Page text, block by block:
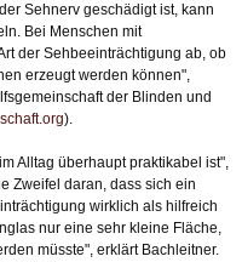
Sehnerv geschädigt ist, kann
Bei Menschen mit
der Sehbeeinträchtigung ab, ob
erzeugt werden können",
der Blinden und
).
Alltag überhaupt praktikabel ist",
Zweifel daran, dass sich ein
wirklich als hilfreich
nur eine sehr kleine Fläche,
müsste", erklärt Bachleitner.